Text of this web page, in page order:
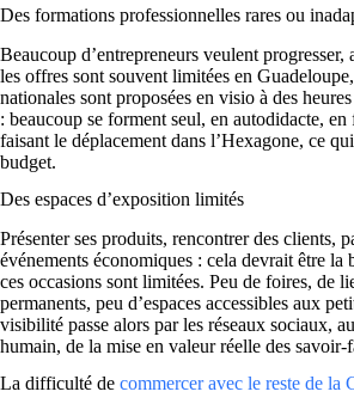
Des formations professionnelles rares ou
Beaucoup d’entrepreneurs veulent
les offres sont souvent limitées en
nationales sont proposées en visio à des
: beaucoup se forment seul, en autodidacte,
faisant le déplacement dans l’Hexagone, ce
budget.
Des espaces d’exposition limités
Présenter ses produits, rencontrer des clients,
événements économiques : cela devrait être la
ces occasions sont limitées. Peu de foires, de
permanents, peu d’espaces accessibles aux
visibilité passe alors par les réseaux sociaux,
humain, de la mise en valeur réelle des savoir-
La difficulté de commercer avec le reste de la